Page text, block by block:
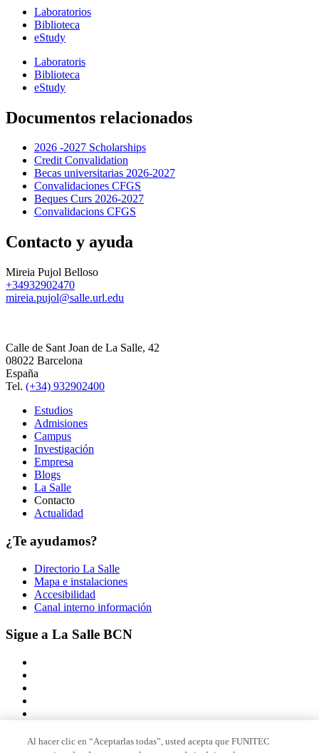
Laboratorios
Biblioteca
eStudy
Laboratoris
Biblioteca
eStudy
Documentos relacionados
2026 -2027 Scholarships
Credit Convalidation
Becas universitarias 2026-2027
Convalidaciones CFGS
Beques Curs 2026-2027
Convalidacions CFGS
Contacto y ayuda
Mireia Pujol Belloso
+34932902470
mireia.pujol@salle.url.edu
Calle de Sant Joan de La Salle, 42
08022 Barcelona
España
Tel. (+34) 932902400
Estudios
Admisiones
Campus
Investigación
Empresa
Blogs
La Salle
Contacto
Actualidad
¿Te ayudamos?
Directorio La Salle
Mapa e instalaciones
Accesibilidad
Canal interno información
Sigue a La Salle BCN
Al hacer clic en “Aceptarlas todas”, usted acepta que FUNITEC